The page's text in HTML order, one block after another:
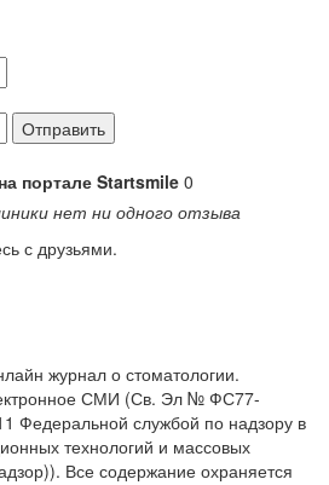
портале Startsmile 0
нет ни одного отзыва
с друзьями.
журнал о стоматологии.
СМИ (Св. Эл № ФС77-
Федеральной службой по надзору в
технологий и массовых
Все содержание охраняется